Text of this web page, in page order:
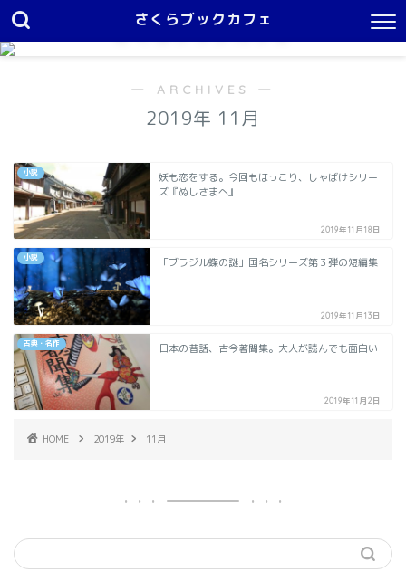
さくらブックカフェ
さくらブックカフェ
― ARCHIVES ―
2019年 11月
小説
妖も恋をする。今回もほっこり、しゃばけシリー
ズ『ぬしさまへ』
2019年11月18日
小説 「ブラジル蝶の謎」国名シリーズ第３弾の短編集
2019年11月13日
古典・名作 日本の昔話、古今著聞集。大人が読んでも面白い
2019年11月2日
HOME 2019年 11月